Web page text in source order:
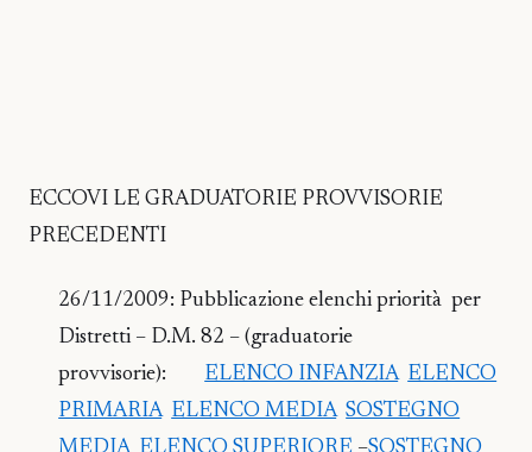
ECCOVI LE GRADUATORIE PROVVISORIE
PRECEDENTI
26/11/2009: Pubblicazione elenchi priorità per
Distretti – D.M. 82 – (graduatorie
provvisorie):
ELENCO INFANZIA ELENCO
PRIMARIA ELENCO MEDIA SOSTEGNO